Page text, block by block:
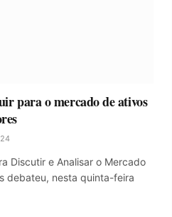
para o mercado de ativos
Discutir e Analisar o Mercado
debateu, nesta quinta-feira